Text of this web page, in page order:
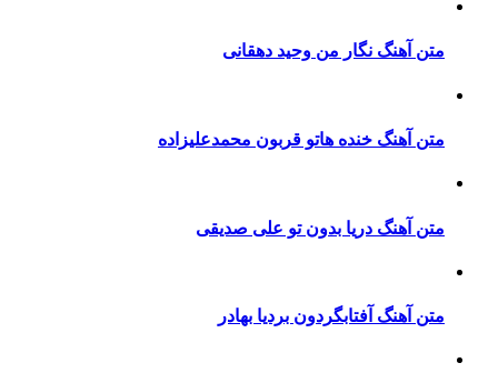
متن آهنگ نگار من وحید دهقانی
متن آهنگ خنده هاتو قربون محمدعلیزاده
متن آهنگ دریا بدون تو علی صدیقی
متن آهنگ آفتابگردون بردیا بهادر